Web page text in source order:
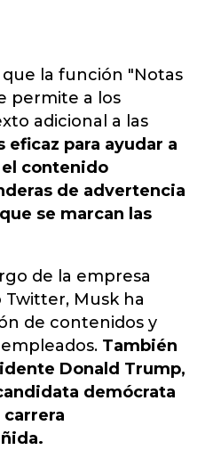
la función "Notas
permite a los
adicional a las
eficaz para ayudar a
contenido
de advertencia
se marcan las
de la empresa
Musk ha
de contenidos y
También
Donald Trump,
demócrata
carrera